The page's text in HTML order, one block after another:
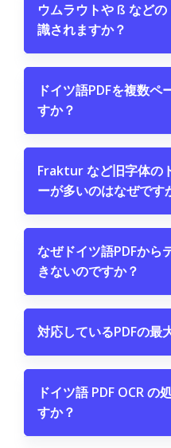
ウムラウトや ß など
識されますか？
ドイツ語PDFを複数ペ
すか？
Fraktur など旧字体の
ーが多いのはなぜです
なぜドイツ語PDFから
きないのですか？
対応しているPDFの最
ドイツ語 PDF OCR の
すか？